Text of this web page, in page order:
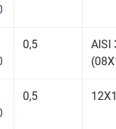
0,5
AISI
0,5